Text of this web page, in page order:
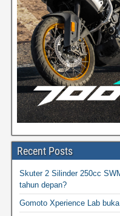
Recent Posts
Skuter 2 Silinder 250cc
tahun depan?
Gomoto Xperience Lab